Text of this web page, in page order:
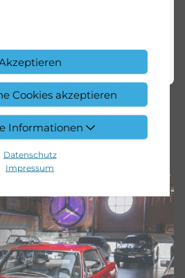
Cookies akzeptieren
Informationen
Datenschutz
Impressum